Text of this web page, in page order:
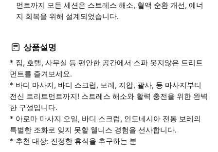
먼트까지 모든 세션은 스트레스 해소, 혈액 순환 개선, 에너
지 회복을 위해 설계되었습니다.
상품설명
* 집, 호텔, 사무실 등 편안한 공간에서 스파 못지않은 트리트
먼트를 즐겨보세요.
* 바디 마사지, 바디 스크럽, 보레, 지압, 괄사, 등 마사지부터
전신 트리트먼트까지! 스트레스 해소와 활력 충전을 위한 완벽
한 구성입니다.
* 아로마 마사지 오일, 바디 스크럽, 인도네시아 전통 보레의
특별한 조화로 잊지 못할 웰니스 경험을 선사합니다.
* 추천 대상: 진정한 휴식을 추구하는 분